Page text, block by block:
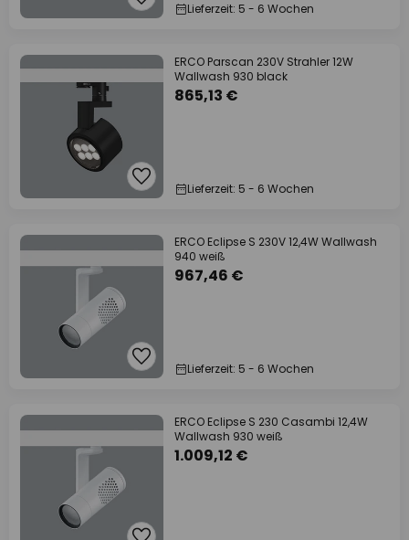
Lieferzeit: 5 - 6 Wochen
ERCO Parscan 230V Strahler 12W
Wallwash 930 black
865,13 €
Lieferzeit: 5 - 6 Wochen
ERCO Eclipse S 230V 12,4W Wallwash
940 weiß
967,46 €
Lieferzeit: 5 - 6 Wochen
ERCO Eclipse S 230 Casambi 12,4W
Wallwash 930 weiß
1.009,12 €